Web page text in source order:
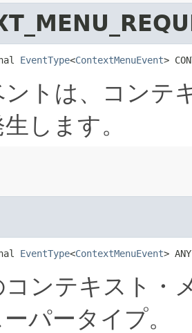
EventType<ContextMenuEvent>
ントは、コンテ
します。
EventType<ContextMenuEvent> ANY
ンテキスト・
パータイプ。